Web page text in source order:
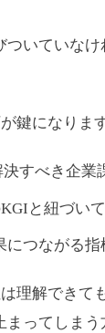
ついていな
鍵になります
決すべき企業
と紐づい
につながる
理解できて
まってしまう